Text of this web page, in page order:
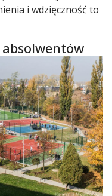
i wdzięczność to
absolwentów